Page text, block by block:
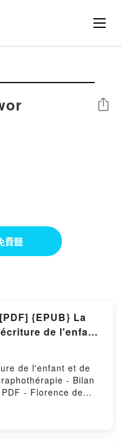
分享
費聽
{EPUB} La
de l'enfant
de l'enfant et de
- Bilan
- Florence de
➡ http://get-